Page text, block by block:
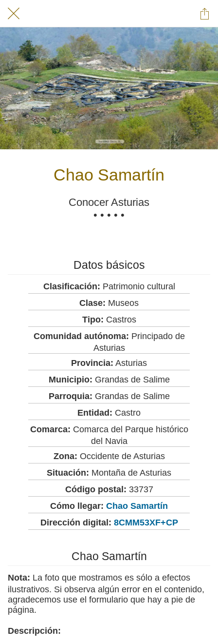
Chao Samartín
Conocer Asturias
• • • • •
Datos básicos
Clasificación: Patrimonio cultural
Clase: Museos
Tipo: Castros
Comunidad autónoma: Principado de
Asturias
Provincia: Asturias
Municipio: Grandas de Salime
Parroquia: Grandas de Salime
Entidad: Castro
Comarca: Comarca del Parque histórico
del Navia
Zona: Occidente de Asturias
Situación: Montaña de Asturias
Código postal: 33737
Cómo llegar: Chao Samartín
Dirección digital: 8CMM53XF+CP
Chao Samartín
Nota: La foto que mostramos es sólo a efectos
ilustrativos. Si observa algún error en el contenido,
agradecemos use el formulario que hay a pie de
página.
Descripción: